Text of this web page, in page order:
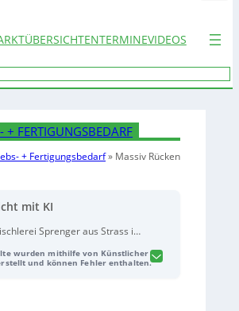
TERMINEVIDEOS
+ FERTIGUNGSBEDARF
+ Fertigungsbedarf» Massiv Rücken
mit KI
Sprenger aus Strass im
der Massivholzfertigung und
wurden mithilfe von Künstlicher
und können Fehler enthalten.